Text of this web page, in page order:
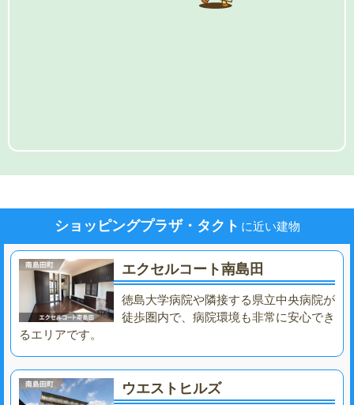
ショッピングプラザ・タクト に近い建物
エクセルコート南島田
徳島大学病院や隣接する県立中央病院が
徒歩圏内で、病院環境も非常に安心でき
るエリアです。
ウエストヒルズ